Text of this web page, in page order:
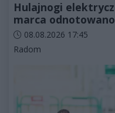
Hulajnogi
marca
Data dodania artykułu:
08.08.2026 17:45
Kategorie artykułu:
Radom